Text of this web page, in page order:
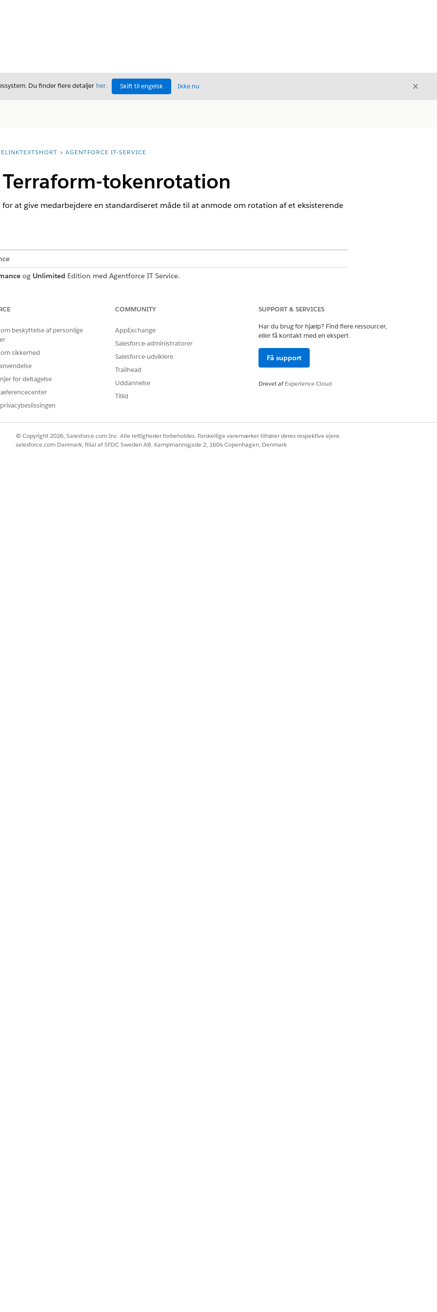
Du finder flere detaljer her. Skift til engelsk Ikke nu Luk
AGENTFORCE IT-SERVICE
tokenrotation
at give medarbejdere en standardiseret måde til at anmode om rotation af et eksisterende
og Unlimited Edition med Agentforce IT Service.
hvad der er inkluderet i skabelonen.
skabelon registrerer disse detaljer fra medarbejderen:
på det sikkerhedstoken, der er valgt til rotation.
for rotanmodningen.
et fuldførelsesforløb, der automatisk behandler serviceanmodningen. Du kan udvide dette
tilpasset logik, f.eks. automatiserede managergodkendelser eller lagerkontroller.
beskyttelse af personlige
sikkerhed
for deltagelse
COMMUNITY
AppExchange
Salesforce-administratorer
Salesforce-udviklere
Trailhead
Uddannelse
Tillid
SUPPORT & SERVICES
Har du brug for hjælp? Find flere ressourcer,
eller få kontakt med en ekspert.
Få support
Drevet afExperience Cloud
© Copyright 2026, Salesforce.com Inc. Alle rettigheder forbeholdes. Forskellige varemærker tilhører deres respektive ejere.
salesforce.com Danmark, filial af SFDC Sweden AB. Kampmannsgade 2, 1604 Copenhagen, Denmark